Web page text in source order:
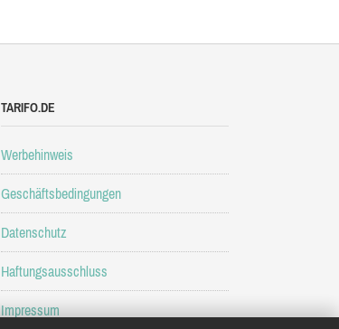
TARIFO.DE
Werbehinweis
Geschäftsbedingungen
Datenschutz
Haftungsausschluss
Impressum